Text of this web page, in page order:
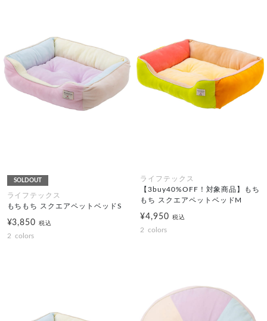
SOLDOUT
ライフテックス
もちもち スクエアペットベッドS
¥3,850税込
2 colors
ライフテックス
【3buy40%OFF！対象商品】もち
もち スクエアペットベッドM
¥4,950 税込
2 colors